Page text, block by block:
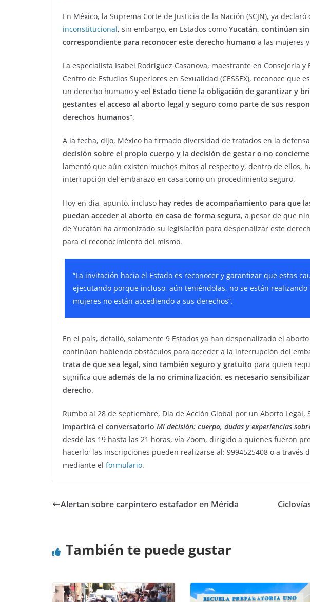
En México, la Suprema Corte de Justicia de la Nación (SCJN), ya declaró
inconstitucional, sin embargo, en Estados como Yucatán, continúan
correspondiente para reconocer este derecho humano a las mujeres
La especialista Isabel Rodríguez Casanova, maestrante en Consejería
Centro de Estudios Superiores en Sexualidad (CESSEX), reconoce que
un derecho humano y «el Estado tiene la obligación de garantizar y
gestantes el acceso al aborto legal y seguro como parte de sus
derechos humanos”.
A la fecha, dijo, México ha firmado diversidad de tratados en la
decisión sobre el propio cuerpo y la decisión de gestar o no
lamentó que aún existen muchos mitos al respecto y, dentro de ellos,
interrupción del embarazo en casa como un procedimiento seguro.
Hoy en día, apuntó, incluso hay redes de acompañamiento para que
puedan acceder al aborto en casa de forma segura, a pesar de que
de Yucatán ha armonizado su legislación para despenalizar este
para el reconocimiento del mismo.
“La invitación hacia el Estado es reconocer y garantizar que estas
ejecutando porque incluso, aún teniéndolas, no se están realizando
mujeres no están accediendo a sus derechos”.
En el país, detalló, solamente 9 Estados ya han despenalizado el
continúan habiendo obstáculos para acceder a la interrupción del
trata de que sea legal, sino también seguro y gratuito para quien
significa que además de la no criminalización, es necesario
derecho.
Rumbo al 28 de septiembre, Día de Acción Global por un Aborto Legal,
impartirá el conversatorio Mi decisión: cuerpo, dudas y experiencias
desde las 19 hasta las 21 horas, vía Zoom, dirigido a quienes fueron
hacerlo; las inscripciones pueden realizarse al: 9994525408 o a través
mediante el formulario.
Alertan sobre carpintero estafador en Mérida
También te puede gustar